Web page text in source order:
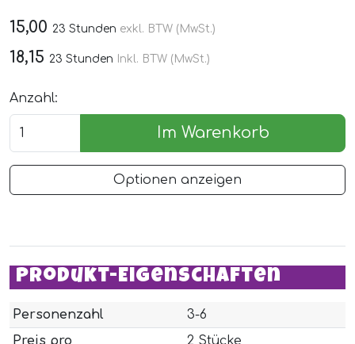
15,00 23 Stunden exkl. BTW (MwSt.)
18,15 23 Stunden Inkl. BTW (MwSt.)
Anzahl:
Im Warenkorb
Optionen anzeigen
Produkt-Eigenschaften
Personenzahl
3-6
Preis pro
2 Stücke